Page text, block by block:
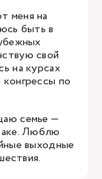
меня на
быть в
свой
на курсах
по
семье —
Люблю
выходные